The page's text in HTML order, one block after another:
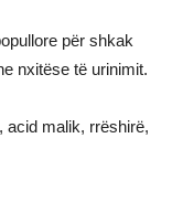
për shkak
nxitëse të urinimit.
acid malik, rrëshirë,